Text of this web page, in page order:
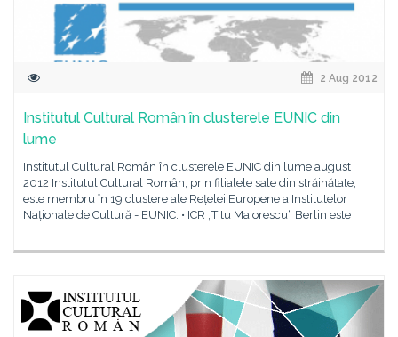
2 Aug 2012
Institutul Cultural Român în clusterele EUNIC din
lume
Institutul Cultural Român în clusterele EUNIC din lume august
2012 Institutul Cultural Român, prin filialele sale din străinătate,
este membru în 19 clustere ale Rețelei Europene a Institutelor
Naționale de Cultură - EUNIC: • ICR „Titu Maiorescu“ Berlin este